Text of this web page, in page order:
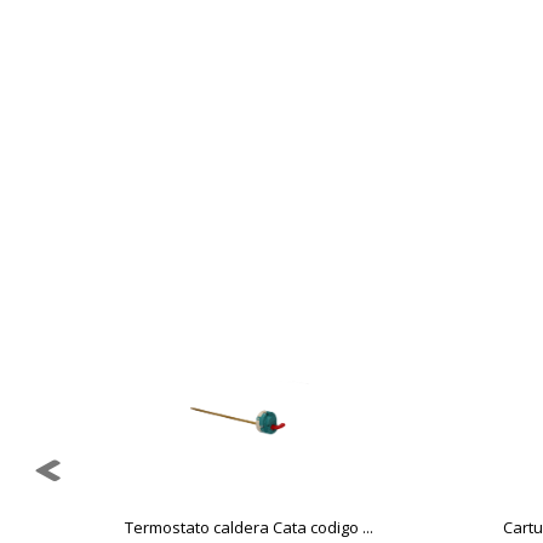
Termostato caldera Cata codigo ...
GUARDAR
política de cookies